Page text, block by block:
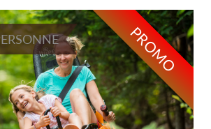
PROMO